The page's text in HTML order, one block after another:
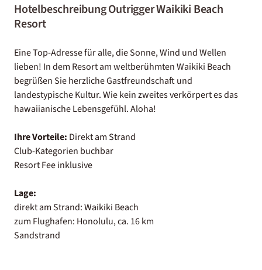
Hotelbeschreibung Outrigger Waikiki Beach
Resort
Eine Top-Adresse für alle, die Sonne, Wind und Wellen
lieben! In dem Resort am weltberühmten Waikiki Beach
begrüßen Sie herzliche Gastfreundschaft und
landestypische Kultur. Wie kein zweites verkörpert es das
hawaiianische Lebensgefühl. Aloha!
Ihre Vorteile: Direkt am Strand
Club-Kategorien buchbar
Resort Fee inklusive
Lage:
direkt am Strand: Waikiki Beach
zum Flughafen: Honolulu, ca. 16 km
Sandstrand